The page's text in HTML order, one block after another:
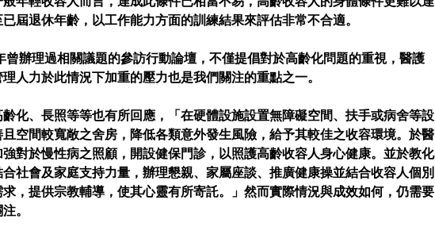
屆退休年齡，以工作能力方面的訓練結果來評估非常不合適。
曾辦理過相關議題的參訪行動論壇，不僅提倡對於高齡化問題的重視，醫護
理人力於此情況下加重的壓力也是我們關注的重點之一。
化、長照等等也有所回應，「在硬體設施設置無障礙空間、扶手或病舍等設
空間較寬敞之舍房，降低各類意外發生風險，給予其較佳之收容環境。於醫
對於慢性病之照顧，開設健保門診，以照護高齡收容人身心健康。並於教化
社會及家庭支持力量，辦理懇親、家屬座談、推廣健康操並結合收容人個別
求，提供宗教輔導，使其心靈有所寄託。」然而實際情況與成效如何，仍需要
。